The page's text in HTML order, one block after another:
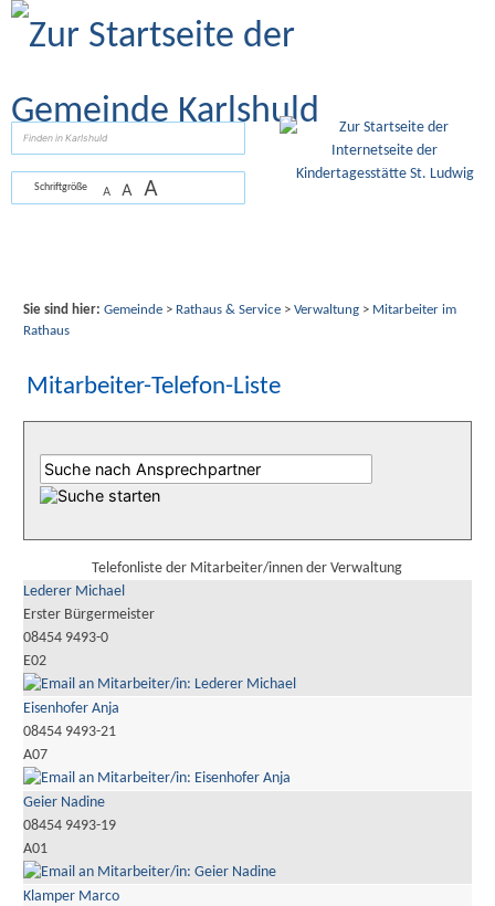
Zum Inhalt
Schriftgröße A A A
Sie sind hier: Gemeinde> Rathaus & Service> Verwaltung> Mitarbeiter im
Rathaus
Mitarbeiter-Telefon-Liste
Telefonliste der Mitarbeiter/innen der Verwaltung
Lederer Michael
Erster Bürgermeister
08454 9493-0
E02
Eisenhofer Anja
08454 9493-21
A07
Geier Nadine
08454 9493-19
A01
Klamper Marco